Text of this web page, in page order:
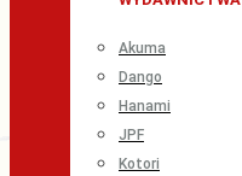
Akuma
Dango
Hanami
JPF
Kotori